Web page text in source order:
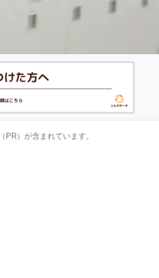
）が含まれています。